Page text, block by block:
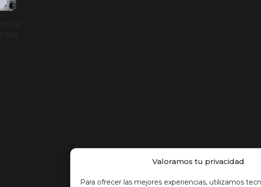
Valoramos tu privacidad
Para ofrecer las mejores experiencias, utilizamos